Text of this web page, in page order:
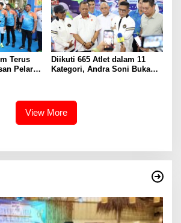
Terus
Pelari
Diikuti 665 Atlet dalam 11
Kategori, Andra Soni Buka
View More